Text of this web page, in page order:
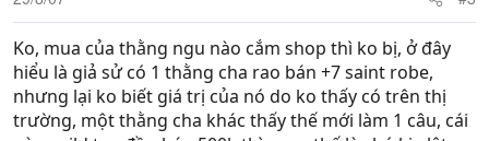
Ko, mua của thằng ngu nào cắm shop thì ko bị, ở đây
hiểu là giả sử có 1 thằng cha rao bán +7 saint robe,
nhưng lại ko biết giá trị của nó do ko thấy có trên thị
trường, một thằng cha khác thấy thế mới làm 1 câu, cái